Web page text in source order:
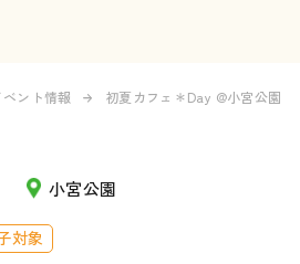
ベント情報 初夏カフェ＊Day @小宮公園
小宮公園
対象